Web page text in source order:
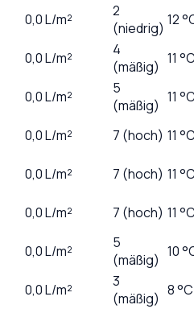
0,0L/m²
2
(niedrig) 12
0,0L/m²
4
(mäßig) 11
0,0L/m²
5
(mäßig) 11
0,0L/m² 7 (hoch) 11
0,0L/m² 7 (hoch) 11
0,0L/m² 7 (hoch) 11
0,0L/m²
5
(mäßig) 10
0,0L/m²
3
(mäßig) 8 °C